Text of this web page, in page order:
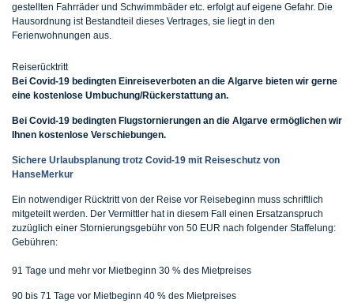
gestellten Fahrräder und Schwimmbäder etc. erfolgt auf eigene Gefahr. Die
Hausordnung ist Bestandteil dieses Vertrages, sie liegt in den
Ferienwohnungen aus.
Reiserücktritt
Bei Covid-19 bedingten Einreiseverboten an die Algarve bieten wir gerne
eine kostenlose Umbuchung/Rückerstattung an.
Bei Covid-19 bedingten Flugstornierungen an die Algarve ermöglichen wir
Ihnen kostenlose Verschiebungen.
Sichere Urlaubsplanung trotz Covid-19 mit Reiseschutz von
HanseMerkur
Ein notwendiger Rücktritt von der Reise vor Reisebeginn muss schriftlich
mitgeteilt werden. Der Vermittler hat in diesem Fall einen Ersatzanspruch
zuzüglich einer Stornierungsgebühr von 50 EUR nach folgender Staffelung:
Gebühren:
91 Tage und mehr vor Mietbeginn 30 % des Mietpreises
90 bis 71 Tage vor Mietbeginn 40 % des Mietpreises